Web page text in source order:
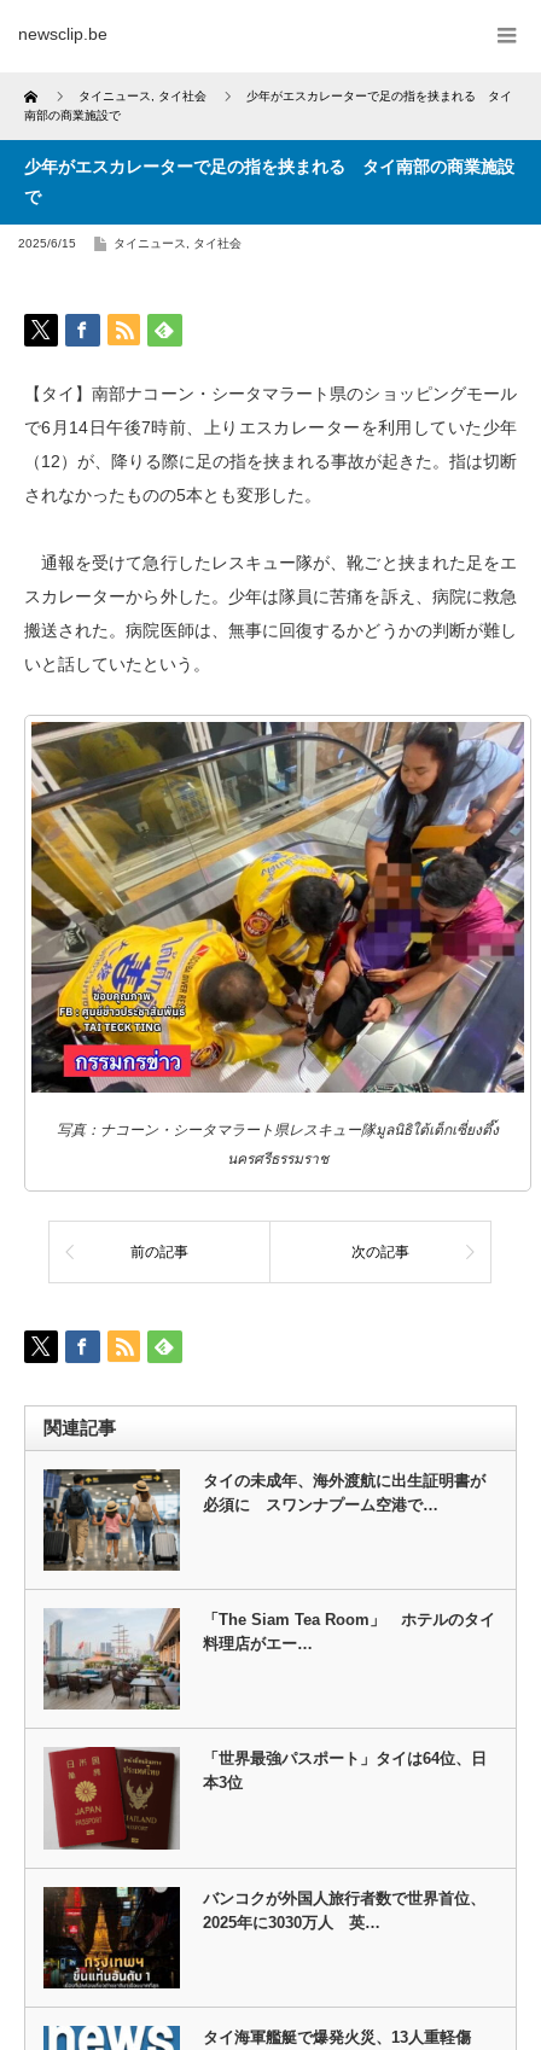
newsclip.be
Home タイニュース タイ社会
少年がエスカレーターで足の指を挟まれる タイ
南部の商業施設で
少年がエスカレーターで足の指を挟まれる タイ南部の商業施設
で
2025/6/15 タイニュース タイ社会
【タイ】南部ナコーン・シータマラート県のショッピングモール
で6月14日午後7時前、上りエスカレーターを利用していた少年
（12）が、降りる際に足の指を挟まれる事故が起きた。指は切断
されなかったものの5本とも変形した。
通報を受けて急行したレスキュー隊が、靴ごと挟まれた足をエ
スカレーターから外した。少年は隊員に苦痛を訴え、病院に救急
搬送された。病院医師は、無事に回復するかどうかの判断が難し
いと話していたという。
写真：ナコーン・シータマラート県レスキュー隊มูลนิธิใต้เต็กเซี่ยงตึ๊ง
นครศรีธรรมราช
前の記事 次の記事
関連記事
タイの未成年、海外渡航に出生証明書が
必須に スワンナプーム空港で…
「The Siam Tea Room」 ホテルのタイ
料理店がエー…
「世界最強パスポート」タイは64位、日
本3位
バンコクが外国人旅行者数で世界首位、
2025年に3030万人 英…
タイ海軍艦艇で爆発火災、13人重軽傷